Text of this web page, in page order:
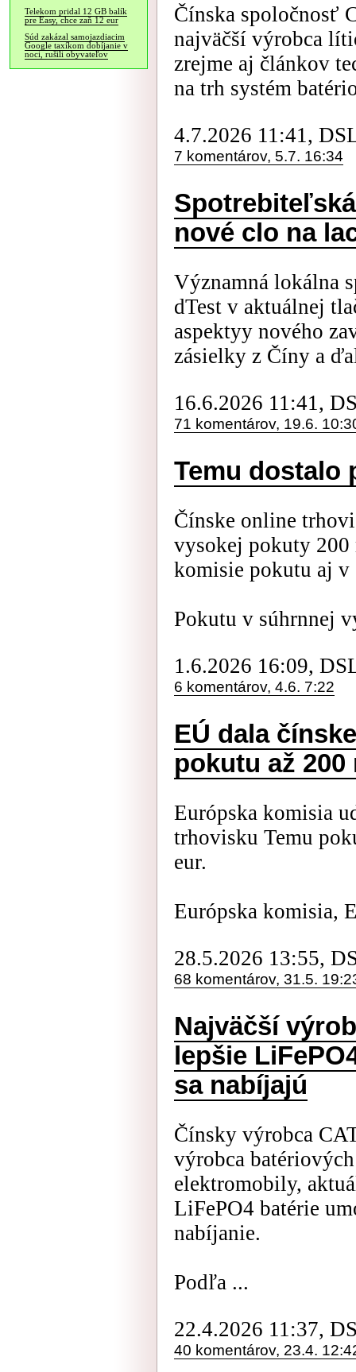
Telekom pridal 12 GB balík
pre Easy, chce zaň 12 eur
Súd zakázal samojazdiacim
Google taxíkom dobíjanie v
noci, rušili obyvateľov
Čínska spoločnosť
najväčší výrobca
zrejme aj článkov
na trh systém
4.7.2026 11:41,
7 komentárov, 5.7. 16:34
nové clo na
Významná lokálna
dTest v aktuálnej
aspektyy nového
zásielky z Číny a
16.6.2026 11:41,
71 komentárov, 19.6.
Temu dostalo
Čínske online
vysokej pokuty
komisie pokutu aj v
Pokutu v súhrnnej
1.6.2026 16:09,
6 komentárov, 4.6. 7:22
EÚ dala
pokutu až
Európska komisia
trhovisku Temu
eur.
Európska komisia,
28.5.2026 13:55,
68 komentárov, 31.5.
Najväčší
lepšie
sa nabíjajú
Čínsky výrobca
výrobca
elektromobily,
LiFePO4 batérie
nabíjanie.
Podľa ...
22.4.2026 11:37,
40 komentárov, 23.4.